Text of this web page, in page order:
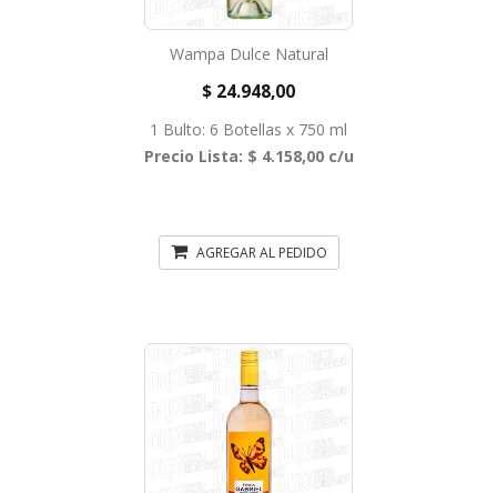
Wampa Dulce Natural
$ 24.948,00
1 Bulto: 6 Botellas x 750 ml
Precio Lista: $ 4.158,00 c/u
AGREGAR AL PEDIDO